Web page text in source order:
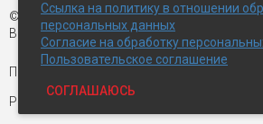
© Экспострой, 2026 г.
Все права защищены
Письмо директору:
Разработка сайта —
Ссылка на политику в отношении
персональных данных
Согласие на обработку
Пользовательское соглашение
СОГЛАШАЮСЬ